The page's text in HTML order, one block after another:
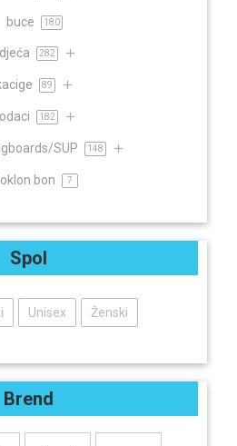
buce 180
282
89
182
SUP 148
bon 7
Spol
Unisex Ženski
Brend